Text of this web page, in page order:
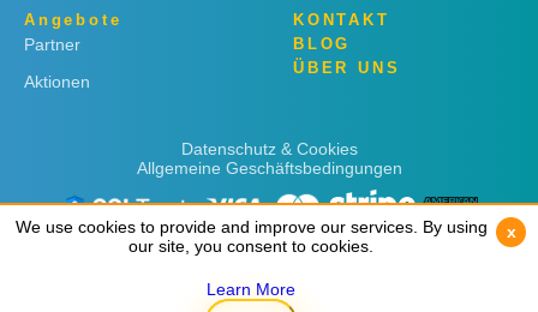
Angebote
Partner
Aktionen
KONTAKT
BLOG
ÜBER UNS
Datenschutz & Cookies
Allgemeine Geschäftsbedingungen
We use cookies to provide and improve our services. By using
our site, you consent to cookies.
Learn More
x
We use cookies to provide and improve our services. By using
our site, you consent to cookies.
Learn More
x